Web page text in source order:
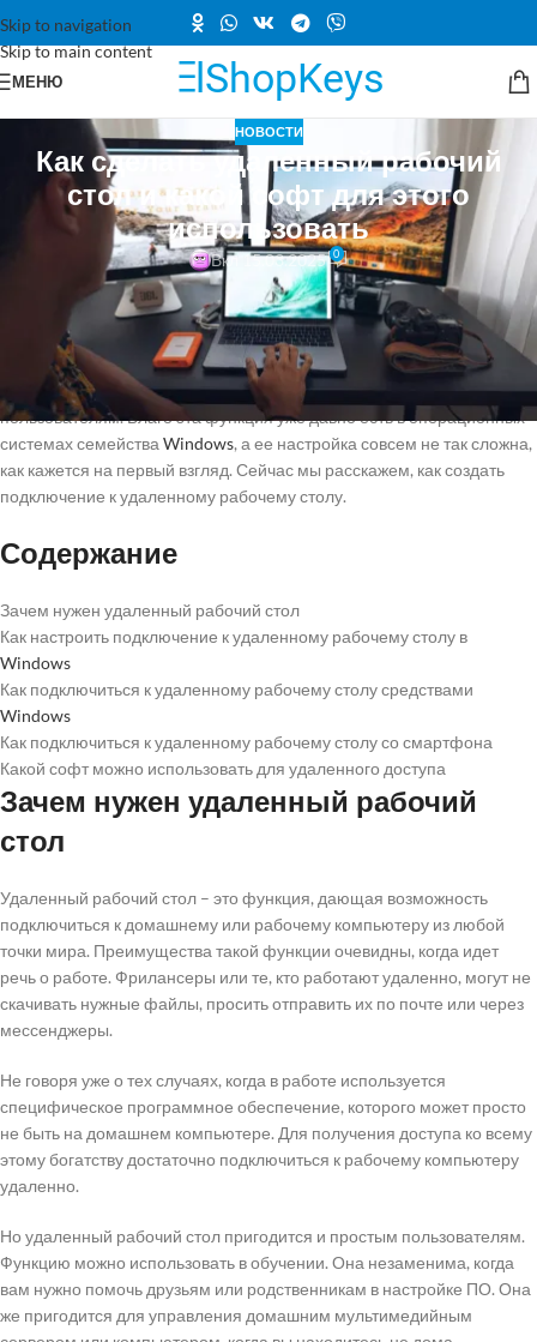
Skip to navigation
Skip to main content
МЕНЮ
НОВОСТИ
Как сделать удаленный рабочий
стол и какой софт для этого
использовать
Вкл 15.03.2025 0
Как сделать удаленный рабочий стол и какой софт для этого
использовать
Возможность управления удаленным компьютером может
пригодиться не только системным администраторам, но и простым
пользователям. Благо эта функция уже давно есть в операционных
системах семейства Windows, а ее настройка совсем не так сложна,
как кажется на первый взгляд. Сейчас мы расскажем, как создать
подключение к удаленному рабочему столу.
Содержание
Зачем нужен удаленный рабочий стол
Как настроить подключение к удаленному рабочему столу в
Windows
Как подключиться к удаленному рабочему столу средствами
Windows
Как подключиться к удаленному рабочему столу со смартфона
Какой софт можно использовать для удаленного доступа
Зачем нужен удаленный рабочий
стол
Удаленный рабочий стол – это функция, дающая возможность
подключиться к домашнему или рабочему компьютеру из любой
точки мира. Преимущества такой функции очевидны, когда идет
речь о работе. Фрилансеры или те, кто работают удаленно, могут не
скачивать нужные файлы, просить отправить их по почте или через
мессенджеры.
Не говоря уже о тех случаях, когда в работе используется
специфическое программное обеспечение, которого может просто
не быть на домашнем компьютере. Для получения доступа ко всему
этому богатству достаточно подключиться к рабочему компьютеру
удаленно.
Но удаленный рабочий стол пригодится и простым пользователям.
Функцию можно использовать в обучении. Она незаменима, когда
вам нужно помочь друзьям или родственникам в настройке ПО. Она
же пригодится для управления домашним мультимедийным